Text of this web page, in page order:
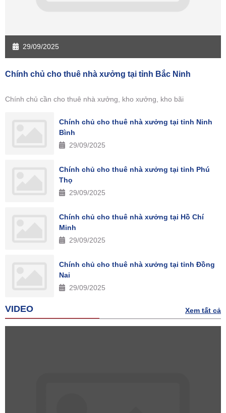
29/09/2025
Chính chủ cho thuê nhà xưởng tại tỉnh Bắc Ninh
Chính chủ cần cho thuê nhà xưởng, kho xưởng, kho bãi
Chính chủ cho thuê nhà xưởng tại tỉnh Ninh
Bình
29/09/2025
Chính chủ cho thuê nhà xưởng tại tỉnh Phú
Thọ
29/09/2025
Chính chủ cho thuê nhà xưởng tại Hồ Chí
Minh
29/09/2025
Chính chủ cho thuê nhà xưởng tại tỉnh Đồng
Nai
29/09/2025
VIDEO Xem tất cả